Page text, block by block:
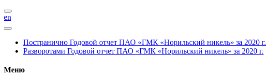
en
Постранично Годовой отчет ПАО «ГМК «Норильский никель» за 2020 г.
Разворотами Годовой отчет ПАО «ГМК «Норильский никель» за 2020 г.
Меню